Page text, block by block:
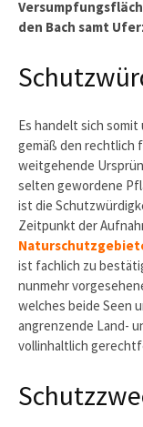
den Bach samt
Es handelt sich
gemäß den rechtlich
weitgehende
selten gewordene
ist die
Zeitpunkt der
ist fachlich zu
nunmehr
welches beide Seen
angrenzende Land-
vollinhaltlich